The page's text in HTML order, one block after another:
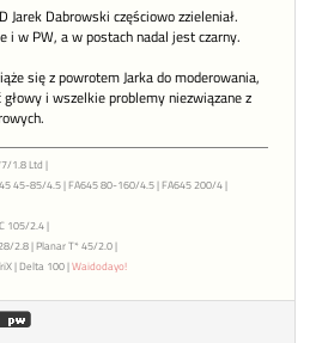
Jarek Dabrowski częściowo zzieleniał.
i w PW, a w postach nadal jest czarny.
się z powrotem Jarka do moderowania,
i wszelkie problemy niezwiązane z
1.8 Ltd |
45-85/4.5 | FA645 80-160/4.5 | FA645 200/4 |
105/2.4 |
2.8 | Planar T* 45/2.0 |
| Delta 100 |Waidodayo!